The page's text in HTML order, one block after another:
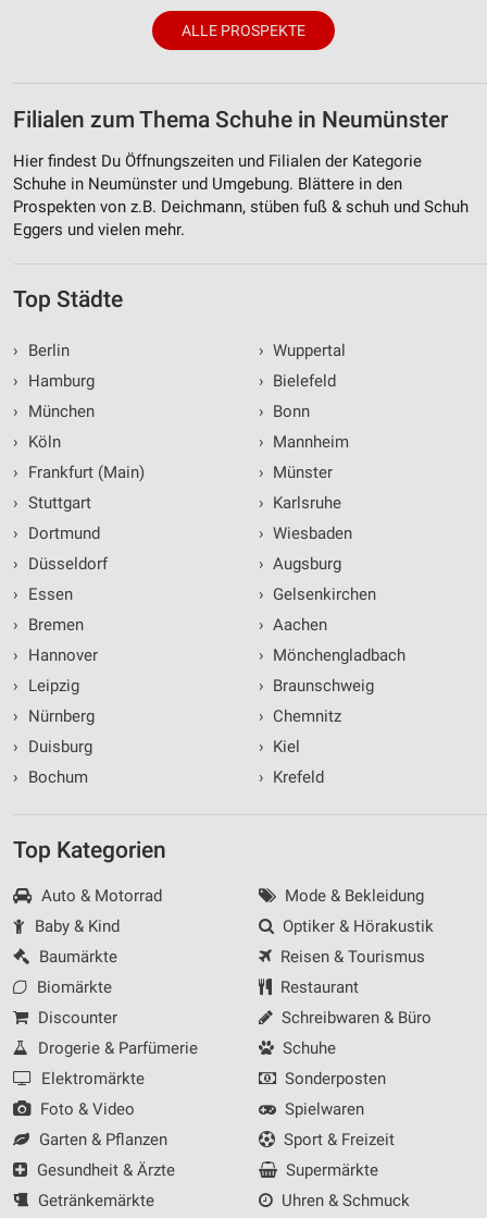
ALLE PROSPEKTE
Filialen zum Thema Schuhe in Neumünster
Hier findest Du Öffnungszeiten und Filialen der Kategorie
Schuhe in Neumünster und Umgebung. Blättere in den
Prospekten von z.B. Deichmann, stüben fuß & schuh und Schuh
Eggers und vielen mehr.
Top Städte
›
Berlin
›
Hamburg
›
München
›
Köln
›
Frankfurt (Main)
› Stuttgart
›
Dortmund
›
Düsseldorf
›
Essen
›
Bremen
›
Hannover
›
Leipzig
›
Nürnberg
›
Duisburg
›
Bochum
› Wuppertal
› Bielefeld
› Bonn
› Mannheim
› Münster
› Karlsruhe
› Wiesbaden
› Augsburg
› Gelsenkirchen
› Aachen
› Mönchengladbach
› Braunschweig
› Chemnitz
› Kiel
› Krefeld
Top Kategorien
Auto & Motorrad
Baby & Kind
Baumärkte
Biomärkte
Discounter
Drogerie & Parfümerie
Elektromärkte
Foto & Video
Garten & Pflanzen
Gesundheit & Ärzte
Getränkemärkte
Mode & Bekleidung
Optiker & Hörakustik
Reisen & Tourismus
Restaurant
Schreibwaren & Büro
Schuhe
Sonderposten
Spielwaren
Sport & Freizeit
Supermärkte
Uhren & Schmuck